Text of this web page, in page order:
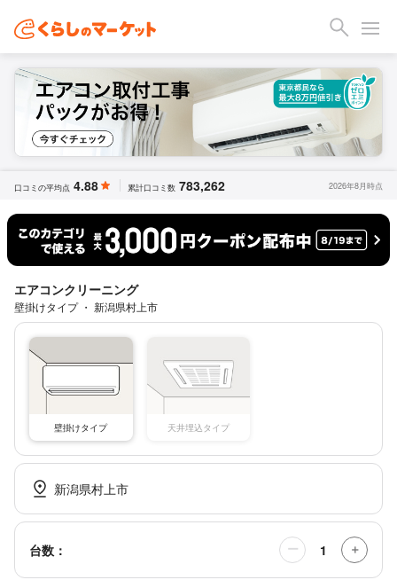
口コミの平均点 4.88 累計口コミ数 783,262 2026年8月時点
エアコンクリーニング
壁掛けタイプ ・ 新潟県村上市
壁掛けタイプ 天井埋込タイプ
新潟県村上市
台数： ー 1 ＋